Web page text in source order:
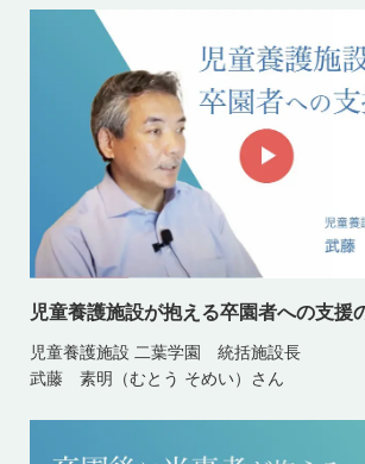
児童養護施設が抱える卒園者への支援
児童養護施設 二葉学園 統括施設長
武藤 素明（むとう そめい）さん